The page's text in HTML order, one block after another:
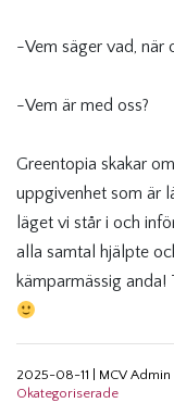
-Vem säger vad, när
-Vem är med oss?
Greentopia skakar
uppgivenhet som är
läget vi står i och
alla samtal hjälpte
kämparmässig
2025-08-11
MCV Admin
Okategoriserade